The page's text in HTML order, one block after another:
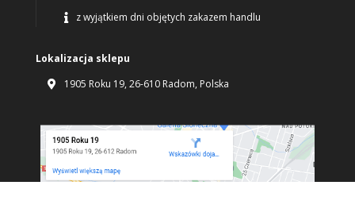
 z wyjątkiem dni objętych zakazem handlu
Lokalizacja sklepu
 1905 Roku 19, 26-610 Radom, Polska